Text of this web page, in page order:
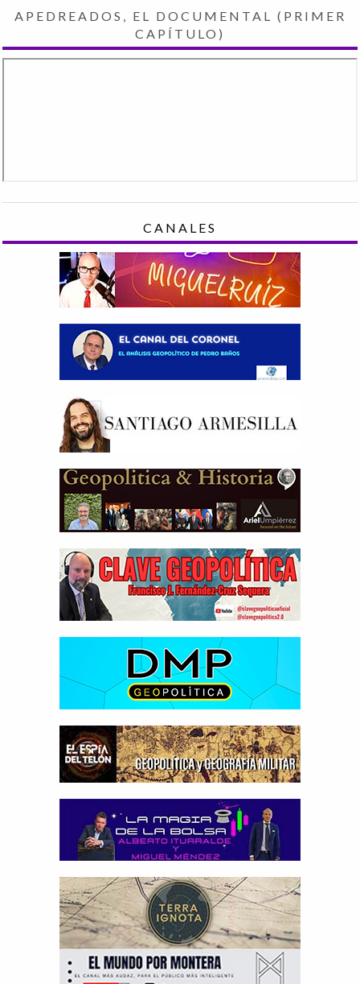
APEDREADOS, EL DOCUMENTAL (PRIMER
CAPÍTULO)
CANALES